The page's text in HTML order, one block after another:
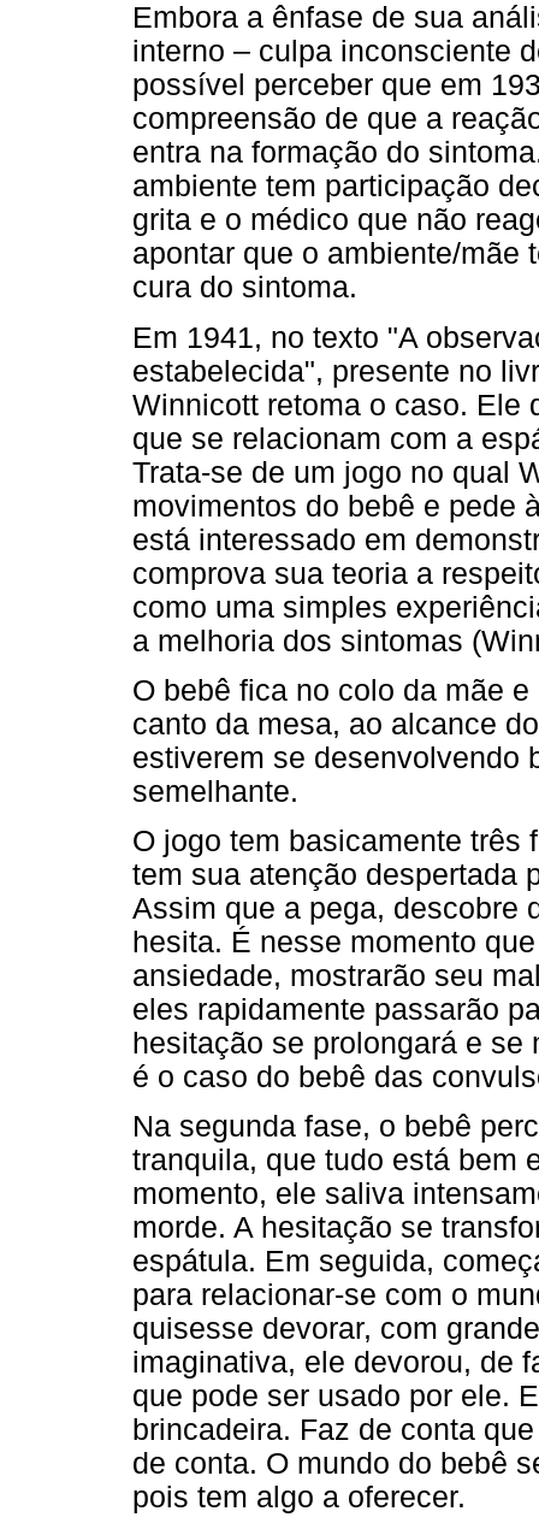
Embora a ênfase de sua
interno – culpa inconsciente
possível perceber que em
compreensão de que a
entra na formação do
ambiente tem participação
grita e o médico que não
apontar que o ambiente/mãe
cura do sintoma.
Em 1941, no texto "A
estabelecida", presente no
Winnicott retoma o caso. Ele
que se relacionam com a
Trata-se de um jogo no qual
movimentos do bebê e pede
está interessado em
comprova sua teoria a
como uma simples
a melhoria dos sintomas
O bebê fica no colo da mãe
canto da mesa, ao alcance
estiverem se desenvolvendo
semelhante.
O jogo tem basicamente três
tem sua atenção despertada
Assim que a pega, descobre
hesita. É nesse momento
ansiedade, mostrarão seu
eles rapidamente passarão
hesitação se prolongará e
é o caso do bebê das
Na segunda fase, o bebê
tranquila, que tudo está bem
momento, ele saliva
morde. A hesitação se
espátula. Em seguida,
para relacionar-se com o
quisesse devorar, com
imaginativa, ele devorou, de
que pode ser usado por ele.
brincadeira. Faz de conta
de conta. O mundo do bebê
pois tem algo a oferecer.